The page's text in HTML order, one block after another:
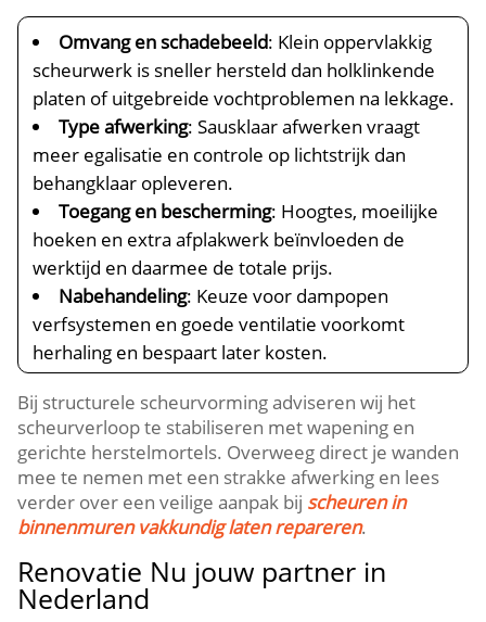
Omvang en schadebeeld: Klein oppervlakkig
scheurwerk is sneller hersteld dan holklinkende
platen of uitgebreide vochtproblemen na lekkage.​
Type afwerking: Sausklaar afwerken vraagt
meer egalisatie en controle op lichtstrijk dan
behangklaar opleveren.​
Toegang en bescherming: Hoogtes, moeilijke
hoeken en extra afplakwerk beïnvloeden de
werktijd en daarmee de totale prijs.​
Nabehandeling: Keuze voor dampopen
verfsystemen en goede ventilatie voorkomt
herhaling en bespaart later kosten.​
Bij structurele scheurvorming adviseren wij het
scheurverloop te stabiliseren met wapening en
gerichte herstelmortels.​ Overweeg direct je wanden
mee te nemen met een strakke afwerking en lees
verder over een veilige aanpak bij scheuren in
binnenmuren vakkundig laten repareren.​
Renovatie Nu jouw partner in
Nederland